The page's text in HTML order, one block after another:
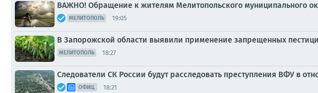
ВАЖНО! Обращение к жителям Мелитопольского муниципального
МЕЛИТОПОЛЬ 19:05
В Запорожской области выявили применение запрещенных
МЕЛИТОПОЛЬ 18:27
Следователи СК России будут расследовать преступления ВФУ в
ОФИЦ. 18:21